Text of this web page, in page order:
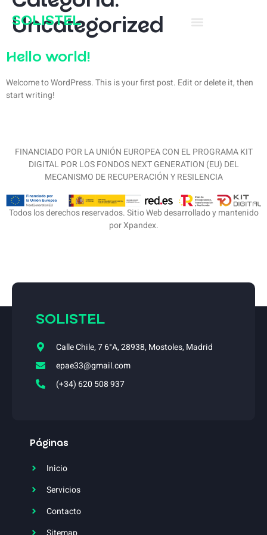
SOLISTEL
Uncategorized
Hello world!
Welcome to WordPress. This is your first post. Edit or delete it, then
start writing!
FINANCIADO POR LA UNIÓN EUROPEA CON EL PROGRAMA KIT
DIGITAL POR LOS FONDOS NEXT GENERATION (EU) DEL
MECANISMO DE RECUPERACIÓN Y RESILENCIA
Todos los derechos reservados. Sitio Web desarrollado y mantenido
por Xpandex.
SOLISTEL
Calle Chile, 7 6°A, 28938, Mostoles, Madrid
epae33@gmail.com
(+34) 620 508 937
Páginas
Inicio
Servicios
Contacto